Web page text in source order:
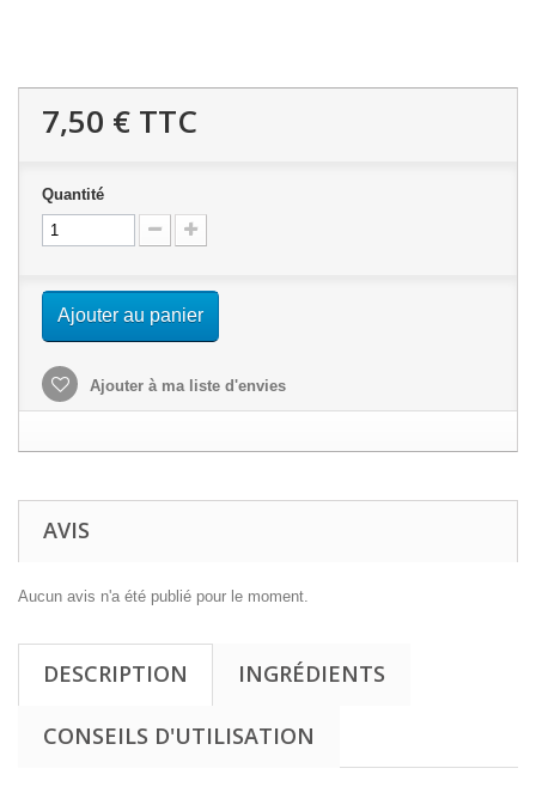
7,50 € TTC
Quantité
Ajouter au panier
Ajouter à ma liste d'envies
AVIS
Aucun avis n'a été publié pour le moment.
DESCRIPTION INGRÉDIENTS
CONSEILS D'UTILISATION